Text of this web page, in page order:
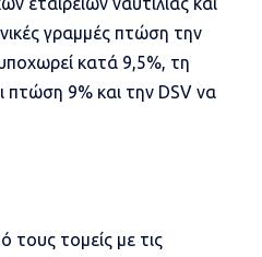
γραμμές πτώση την
κατά 9,5%, τη
πτώση 9% και την DSV να
τους τομείς με τις